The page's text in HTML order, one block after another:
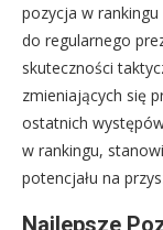
pozycja w
do regularnego
skuteczności
zmieniających się
ostatnich
w rankingu,
potencjału na
Najlepsze